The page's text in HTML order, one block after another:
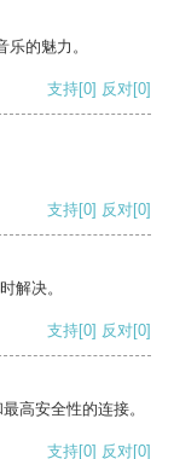
的魅力。
支持[0] 反对[0]
支持[0] 反对[0]
解决。
支持[0] 反对[0]
高安全性的连接。
支持[0] 反对[0]